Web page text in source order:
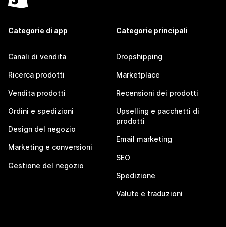
Categorie di app
Canali di vendita
Ricerca prodotti
Vendita prodotti
Ordini e spedizioni
Design del negozio
Marketing e conversioni
Gestione del negozio
Categorie principali
Dropshipping
Marketplace
Recensioni dei prodotti
Upselling e pacchetti di
prodotti
Email marketing
SEO
Spedizione
Valute e traduzioni